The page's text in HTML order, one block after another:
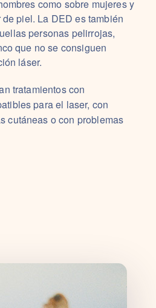
como sobre mujeres y
piel. La DED es también
personas pelirrojas,
que no se consiguen
láser.
tratamientos con
para el laser, con
cutáneas o con problemas